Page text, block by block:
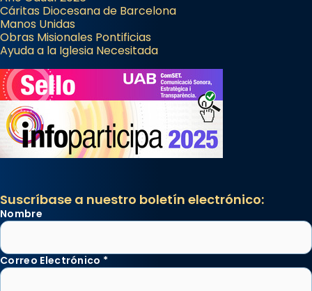
Cáritas Diocesana de Barcelona
Manos Unidas
Obras Misionales Pontificias
Ayuda a la Iglesia Necesitada
Suscríbase a nuestro boletín electrónico:
Nombre
Correo Electrónico *